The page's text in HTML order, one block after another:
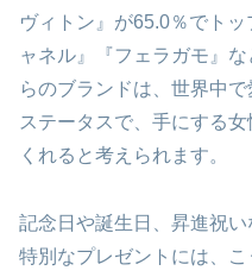
ヴィトン』が65.0％でト
ャネル』『フェラガモ』
らのブランドは、世界中
ステータスで、手にする
くれると考えられます。
記念日や誕生日、昇進祝
特別なプレゼントには、